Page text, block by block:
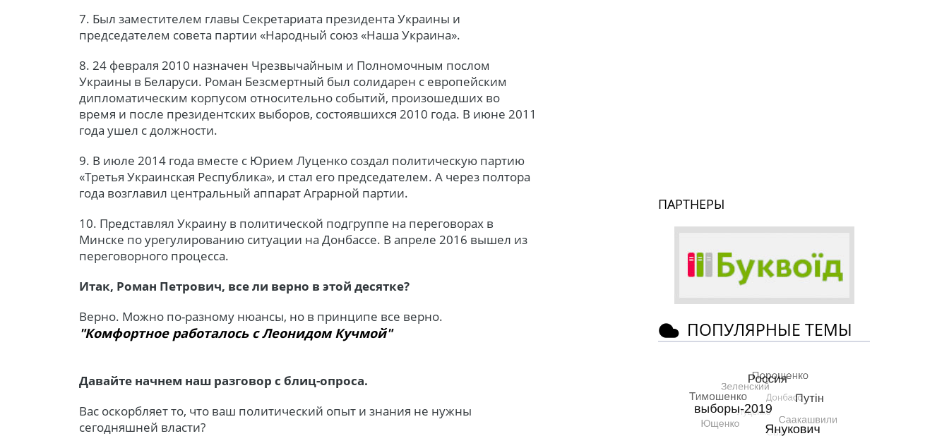
7. Был заместителем главы Секретариата президента Украины и
председателем совета партии «Народный союз «Наша Украина».
8. 24 февраля 2010 назначен Чрезвычайным и Полномочным послом
Украины в Беларуси. Роман Безсмертный был солидарен с европейским
дипломатическим корпусом относительно событий, произошедших во
время и после президентских выборов, состоявшихся 2010 года. В июне 2011
года ушел с должности.
9. В июле 2014 года вместе с Юрием Луценко создал политическую партию
«Третья Украинская Республика», и стал его председателем. А через полтора
года возглавил центральный аппарат Аграрной партии.
10. Представлял Украину в политической подгруппе на переговорах в
Минске по урегулированию ситуации на Донбассе. В апреле 2016 вышел из
переговорного процесса.
Итак, Роман Петрович, все ли верно в этой десятке?
Верно. Можно по-разному нюансы, но в принципе все верно.
"Комфортное работалось с Леонидом Кучмой"
Давайте начнем наш разговор с блиц-опроса.
Вас оскорбляет то, что ваш политический опыт и знания не нужны
сегодняшней власти?
ПАРТНЕРЫ
ПОПУЛЯРНЫЕ ТЕМЫ